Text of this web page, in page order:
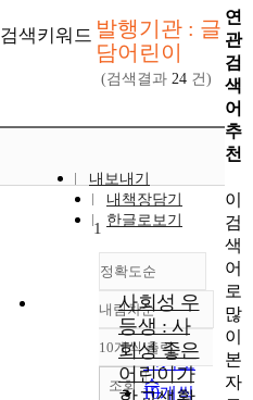
검색키워드 발행기관 : 글
담어린이
(검색결과 24 건)
내보내기
내책장담기
한글로보기
정확도순
정확도
순
인기도
순
내림차순
내림차순
10개씩 출력
10개씩
조회
1
사회성 우
등생 : 사
회성 좋은
어린이가
연
관
검
색
어
추
천
이
검
색
어
로
많
이
본
자